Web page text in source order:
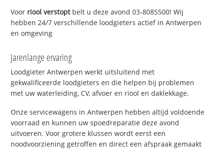
Voor riool verstoptbelt u deze avond 03-8085500! Wij
hebben 24/7 verschillende loodgieters actief in Antwerpen
en omgeving
Jarenlange ervaring
Loodgieter Antwerpen werkt uitsluitend met
gekwalificeerde loodgieters en die helpen bij problemen
met uw waterleiding, CV, afvoer en riool en daklekkage.
Onze servicewagens in Antwerpen hebben altijd voldoende
voorraad en kunnen uw spoedreparatie deze avond
uitvoeren. Voor grotere klussen wordt eerst een
noodvoorziening getroffen en direct een afspraak gemaakt